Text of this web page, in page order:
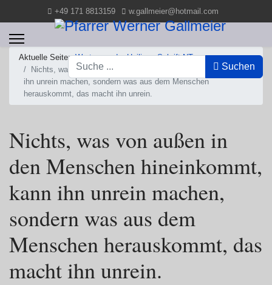
+49 171 8813159 w.gallmeier@hotmail.com
Suchen
Suchen
Aktuelle Seite:Worte aus der Heiligen Schrift NT
Nichts, was von außen in den Menschen hineinkommt, kann
ihn unrein machen, sondern was aus dem Menschen
herauskommt, das macht ihn unrein.
Nichts, was von außen in
den Menschen hineinkommt,
kann ihn unrein machen,
sondern was aus dem
Menschen herauskommt, das
macht ihn unrein.